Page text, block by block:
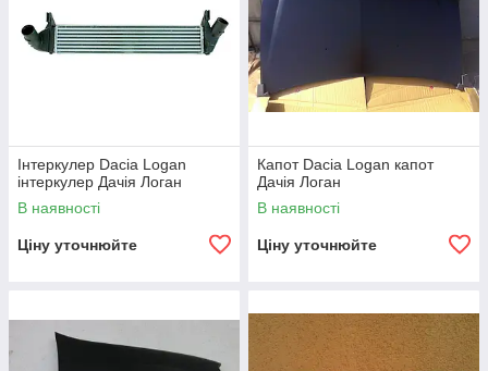
Інтеркулер Dacia Logan
інтеркулер Дачія Логан
В наявності
Ціну уточнюйте
Капот Dacia Logan капот
Дачія Логан
В наявності
Ціну уточнюйте